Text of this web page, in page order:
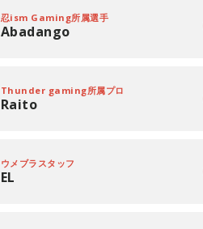
忍ism Gaming所属選手
Abadango
Thunder gaming所属プロ
Raito
ウメブラスタッフ
EL